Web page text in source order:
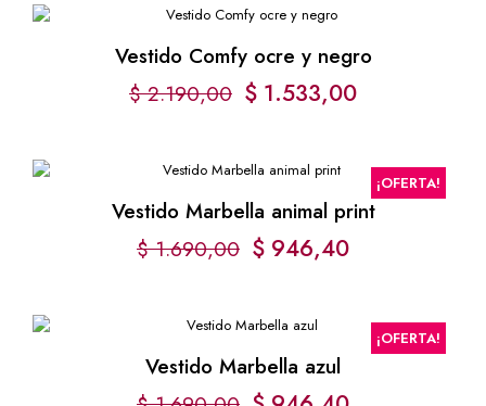
Vestido Comfy ocre y negro
$2.190,00 $ 1.533,00
¡OFERTA!
Vestido Marbella animal print
$1.690,00 $ 946,40
¡OFERTA!
Vestido Marbella azul